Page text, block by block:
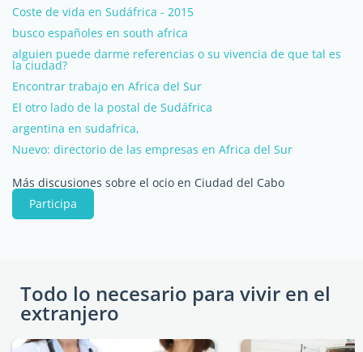
Coste de vida en Sudáfrica - 2015
busco españoles en south africa
alguien puede darme referencias o su vivencia de que tal es
la ciudad?
Encontrar trabajo en Africa del Sur
El otro lado de la postal de Sudáfrica
argentina en sudafrica,
Nuevo: directorio de las empresas en Africa del Sur
Más discusiones sobre el ocio en Ciudad del Cabo
Participa
Todo lo necesario para vivir en el
extranjero